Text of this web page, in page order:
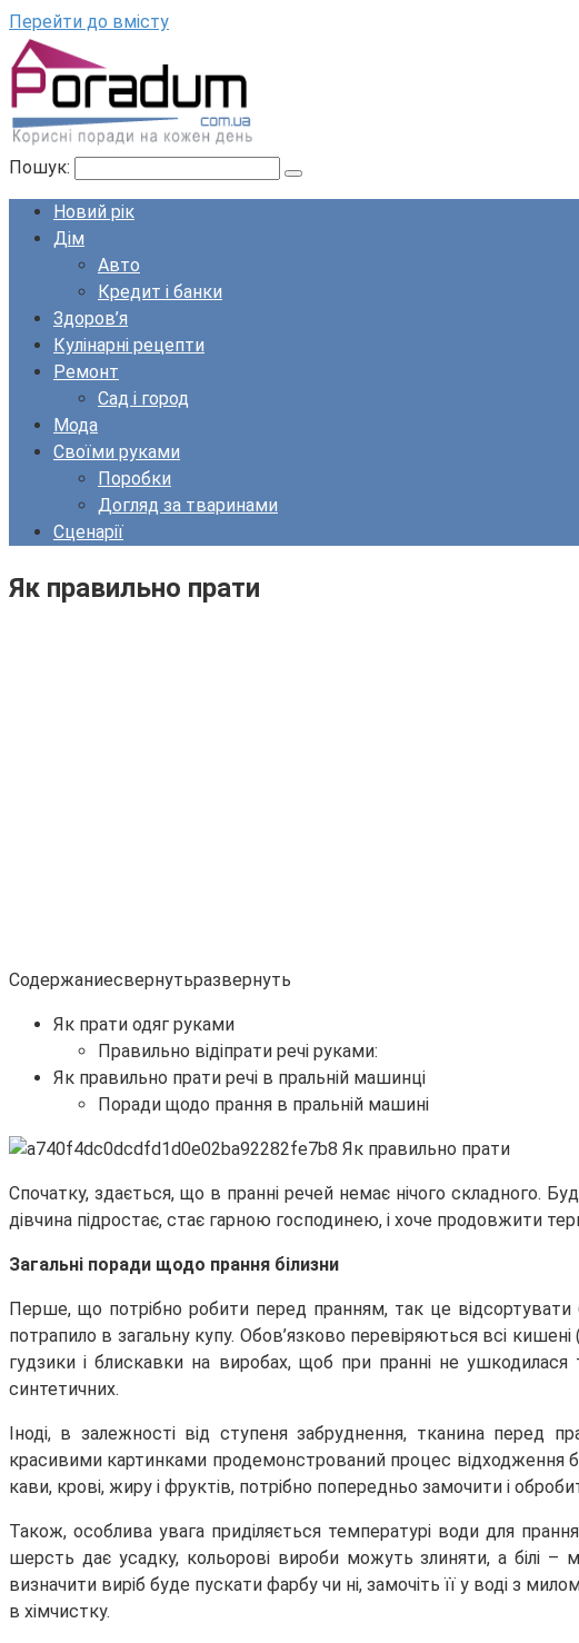
Перейти до вмісту
Пошук:
Новий рік
Дім
Авто
Кредит і банки
Здоров’я
Кулінарні рецепти
Ремонт
Сад і город
Мода
Своїми руками
Поробки
Догляд за тваринами
Сценарії
Як правильно прати
Содержаниесвернутьразвернуть
Як прати одяг руками
Правильно відіпрати речі руками:
Як правильно прати речі в пральній машинці
Поради щодо прання в пральній машині
Спочатку, здається, що в пранні речей немає нічого складного.
дівчина підростає, стає гарною господинею, і хоче продовжити
Загальні поради щодо прання білизни
Перше, що потрібно робити перед пранням, так це відсортувати
потрапило в загальну купу. Обов’язково перевіряються всі
гудзики і блискавки на виробах, щоб при пранні не
синтетичних.
Іноді, в залежності від ступеня забруднення, тканина перед
красивими картинками продемонстрований процес відходження
кави, крові, жиру і фруктів, потрібно попередньо замочити і
Також, особлива увага приділяється температурі води для
шерсть дає усадку, кольорові вироби можуть злиняти, а білі –
визначити виріб буде пускати фарбу чи ні, замочіть її у воді з
в хімчистку.